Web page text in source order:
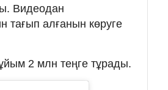
Видеодан
тағып алғанын көруге
2 млн теңге тұрады.